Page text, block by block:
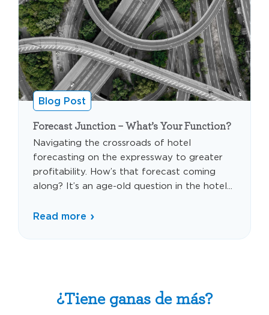
Blog Post
Forecast Junction – What’s Your Function?
Navigating the crossroads of hotel
forecasting on the expressway to greater
profitability. How’s that forecast coming
along? It’s an age-old question in the hotel...
Read more
¿Tiene ganas de más?